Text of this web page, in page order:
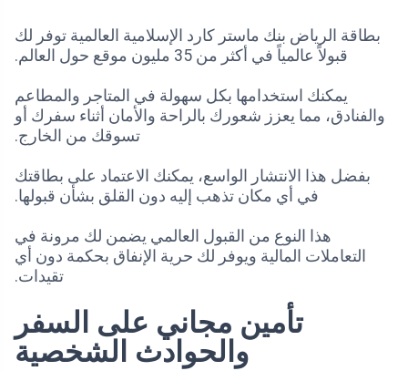
بطاقة الرياض بنك ماستر كارد الإسلامية العالمية توفر لك
قبولاً عالمياً في أكثر من 35 مليون موقع حول العالم.
يمكنك استخدامها بكل سهولة في المتاجر والمطاعم
والفنادق، مما يعزز شعورك بالراحة والأمان أثناء سفرك أو
تسوقك من الخارج.
بفضل هذا الانتشار الواسع، يمكنك الاعتماد على بطاقتك
في أي مكان تذهب إليه دون القلق بشأن قبولها.
هذا النوع من القبول العالمي يضمن لك مرونة في
التعاملات المالية ويوفر لك حرية الإنفاق بحكمة دون أي
تقيدات.
تأمين مجاني على السفر
والحوادث الشخصية